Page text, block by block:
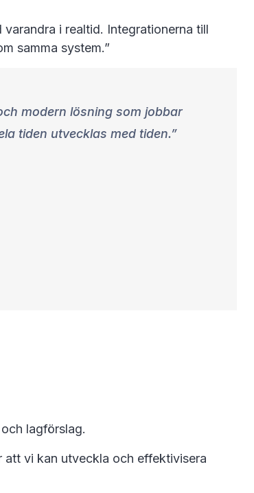
i realtid. Integrationerna till
samma system.”
modern lösning som jobbar
tiden utvecklas med tiden.
lagförslag.
att vi kan utveckla och effektivisera